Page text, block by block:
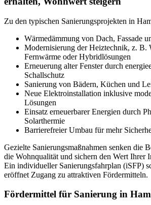
Zu den typischen Sanierungsprojekten in
Wärmedämmung von Dach, Fassade
Modernisierung der Heiztechnik, z. B.
Fernwärme oder Hybridlösungen
Erneuerung alter Fenster durch
Schallschutz
Sanierung von Bädern, Küchen und
Neue Elektroinstallation inklusive
Lösungen
Einsatz erneuerbarer Energien durch
Solarthermie
Barrierefreier Umbau für mehr
Gezielte Sanierungsmaßnahmen senken die
die Wohnqualität und sichern den Wert Ihrer
Ein individueller Sanierungsfahrplan (iSFP)
eröffnet Zugang zu attraktiven Fördermitteln.
Fördermittel für Sanierung in